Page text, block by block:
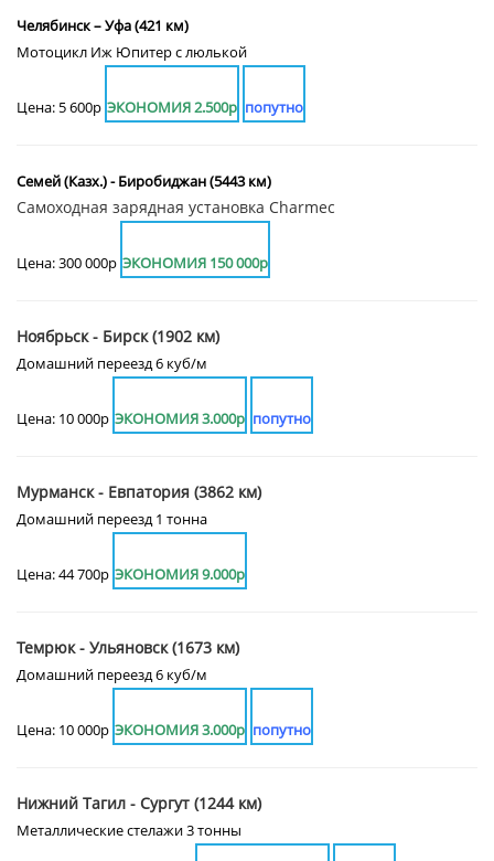
Челябинск – Уфа (421 км)
Мотоцикл Иж Юпитер с люлькой
Цена: 5 600р ЭКОНОМИЯ 2.500р попутно
Семей (Казх.) - Биробиджан (5443 км)
Самоходная зарядная установка Charmec
Цена: 300 000р ЭКОНОМИЯ 150 000р
Ноябрьск - Бирск (1902 км)
Домашний переезд 6 куб/м
Цена: 10 000р ЭКОНОМИЯ 3.000р попутно
Мурманск - Евпатория (3862 км)
Домашний переезд 1 тонна
Цена: 44 700р ЭКОНОМИЯ 9.000р
Темрюк - Ульяновск (1673 км)
Домашний переезд 6 куб/м
Цена: 10 000р ЭКОНОМИЯ 3.000р попутно
Нижний Тагил - Сургут (1244 км)
Металлические стелажи 3 тонны